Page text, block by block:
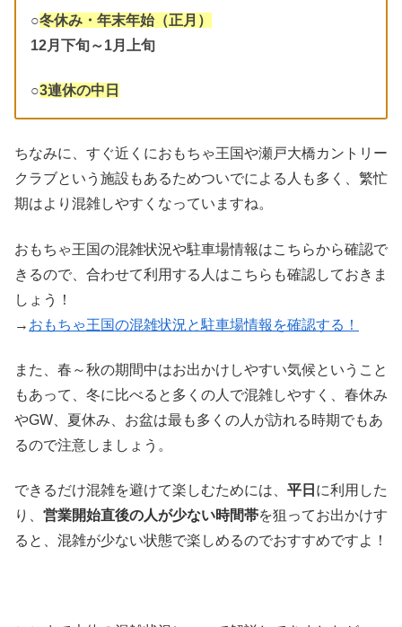
○冬休み・年末年始（正月）
12月下旬～1月上旬
○3連休の中日
ちなみに、すぐ近くにおもちゃ王国や瀬戸大橋カントリー
クラブという施設もあるためついでによる人も多く、繁忙
期はより混雑しやすくなっていますね。
おもちゃ王国の混雑状況や駐車場情報はこちらから確認で
きるので、合わせて利用する人はこちらも確認しておきま
しょう！
→ おもちゃ王国の混雑状況と駐車場情報を確認する！
また、春～秋の期間中はお出かけしやすい気候ということ
もあって、冬に比べると多くの人で混雑しやすく、春休み
やGW、夏休み、お盆は最も多くの人が訪れる時期でもあ
るので注意しましょう。
できるだけ混雑を避けて楽しむためには、 平日 に利用した
り、 営業開始直後の人が少ない時間帯を狙ってお出かけす
ると、混雑が少ない状態で楽しめるのでおすすめですよ！